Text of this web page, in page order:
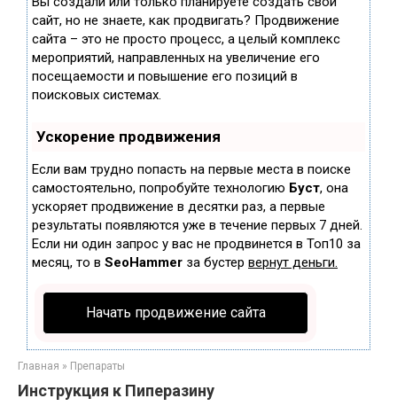
сайт, но не знаете, как продвигать? Продвижение
сайта – это не просто процесс, а целый комплекс
мероприятий, направленных на увеличение его
посещаемости и повышение его позиций в
поисковых системах.
Ускорение продвижения
Если вам трудно попасть на первые места в поиске
самостоятельно, попробуйте технологию Буст, она
ускоряет продвижение в десятки раз, а первые
результаты появляются уже в течение первых 7 дней.
Если ни один запрос у вас не продвинется в Топ10 за
месяц, то в SeoHammer за бустер вернут деньги.
Начать продвижение сайта
Главная » Препараты
Инструкция к Пиперазину